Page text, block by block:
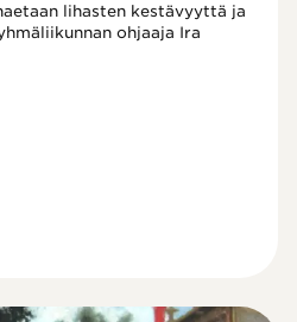
lihasten kestävyyttä ja
ohjaaja Ira